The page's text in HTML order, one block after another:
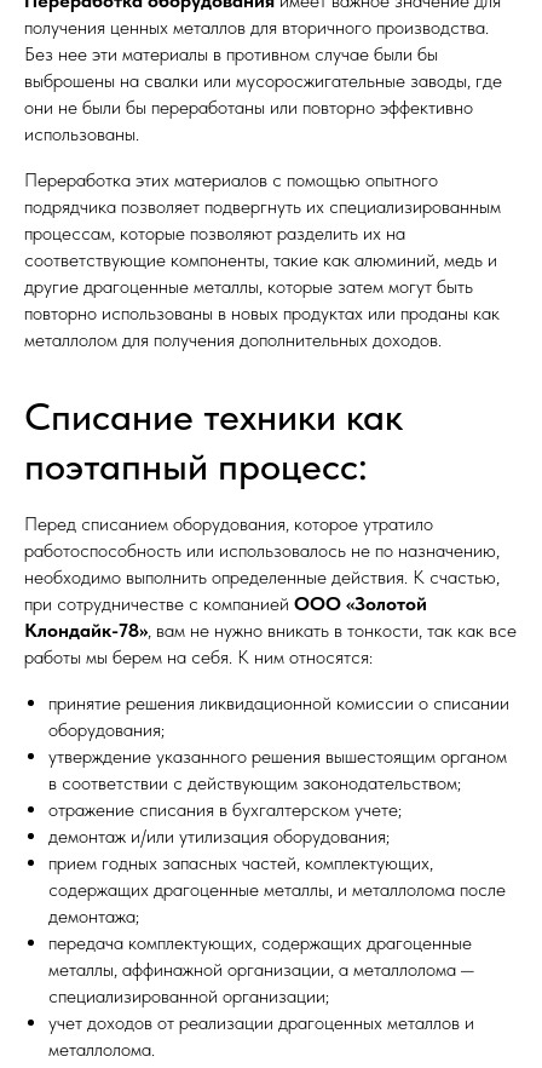
получения ценных металлов для вторичного производства.
Без нее эти материалы в противном случае были бы
выброшены на свалки или мусоросжигательные заводы, где
они не были бы переработаны или повторно эффективно
использованы.
Переработка этих материалов с помощью опытного
подрядчика позволяет подвергнуть их специализированным
процессам, которые позволяют разделить их на
соответствующие компоненты, такие как алюминий, медь и
другие драгоценные металлы, которые затем могут быть
повторно использованы в новых продуктах или проданы как
металлолом для получения дополнительных доходов.
Списание техники как
поэтапный процесс:
Перед списанием оборудования, которое утратило
работоспособность или использовалось не по назначению,
необходимо выполнить определенные действия. К счастью,
при сотрудничестве с компанией ООО «Золотой
Клондайк-78» , вам не нужно вникать в тонкости, так как все
работы мы берем на себя. К ним относятся:
принятие решения ликвидационной комиссии о списании
оборудования;
утверждение указанного решения вышестоящим органом
в соответствии с действующим законодательством;
отражение списания в бухгалтерском учете;
демонтаж и/или утилизация оборудования;
прием годных запасных частей, комплектующих,
содержащих драгоценные металлы, и металлолома после
демонтажа;
передача комплектующих, содержащих драгоценные
металлы, аффинажной организации, а металлолома —
специализированной организации;
учет доходов от реализации драгоценных металлов и
металлолома.